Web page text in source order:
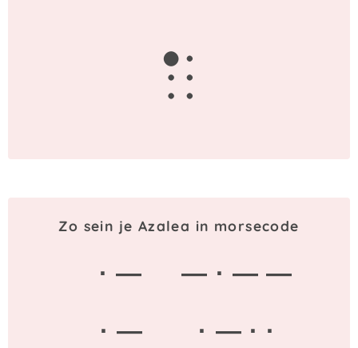
a
Zo sein je Azalea in morsecode
· —
— · — —
· —
· — · ·